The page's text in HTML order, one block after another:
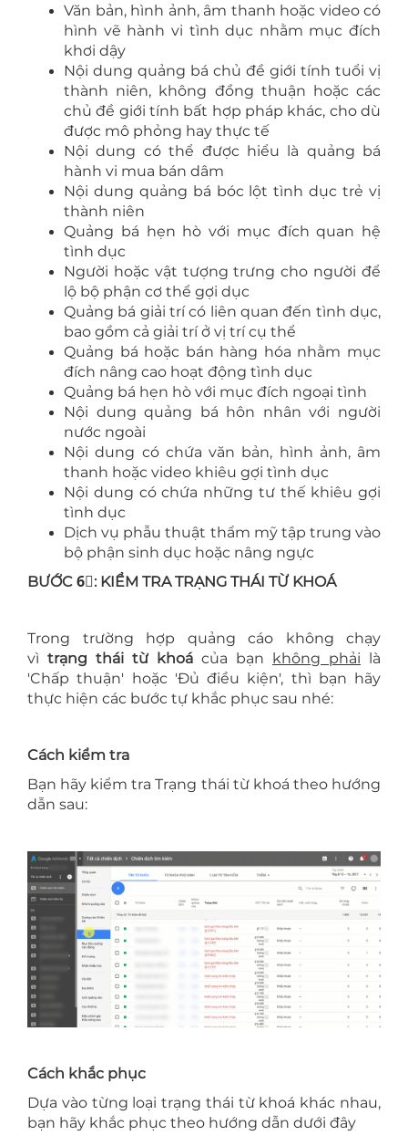
Văn bản, hình ảnh, âm thanh hoặc video có
hình vẽ hành vi tình dục nhằm mục đích
khơi dậy
Nội dung quảng bá chủ đề giới tính tuổi vị
thành niên, không đồng thuận hoặc các
chủ đề giới tính bất hợp pháp khác, cho dù
được mô phỏng hay thực tế
Nội dung có thể được hiểu là quảng bá
hành vi mua bán dâm
Nội dung quảng bá bóc lột tình dục trẻ vị
thành niên
Quảng bá hẹn hò với mục đích quan hệ
tình dục
Người hoặc vật tượng trưng cho người để
lộ bộ phận cơ thể gợi dục
Quảng bá giải trí có liên quan đến tình dục,
bao gồm cả giải trí ở vị trí cụ thể
Quảng bá hoặc bán hàng hóa nhằm mục
đích nâng cao hoạt động tình dục
Quảng bá hẹn hò với mục đích ngoại tình
Nội dung quảng bá hôn nhân với người
nước ngoài
Nội dung có chứa văn bản, hình ảnh, âm
thanh hoặc video khiêu gợi tình dục
Nội dung có chứa những tư thế khiêu gợi
tình dục
Dịch vụ phẫu thuật thẩm mỹ tập trung vào
bộ phận sinh dục hoặc nâng ngực
BƯỚC 6⃣: KIỂM TRA TRẠNG THÁI TỪ KHOÁ
Trong trường hợp quảng cáo không chạy
vì trạng thái từ khoá của bạn không phải là
'Chấp thuận' hoặc 'Đủ điều kiện', thì bạn hãy
thực hiện các bước tự khắc phục sau nhé:
Cách kiểm tra
Bạn hãy kiểm tra Trạng thái từ khoá theo hướng
dẫn sau:
Cách khắc phục
Dựa vào từng loại trạng thái từ khoá khác nhau,
bạn hãy khắc phục theo hướng dẫn dưới đây